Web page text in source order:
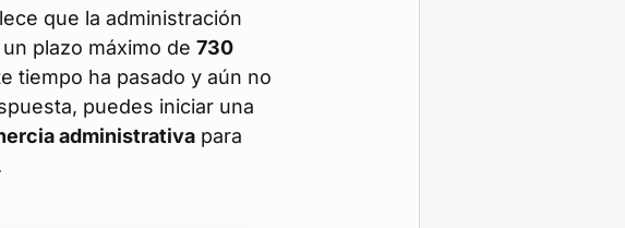
que la administración
plazo máximo de 730
tiempo ha pasado y aún no
puedes iniciar una
administrativapara